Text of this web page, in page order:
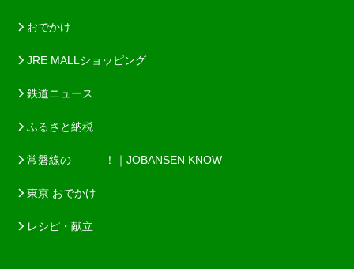
おでかけ
JRE MALLショッピング
鉄道ニュース
ふるさと納税
常磐線の＿＿＿！｜JOBANSEN KNOW
東京 おでかけ
レシピ・献立